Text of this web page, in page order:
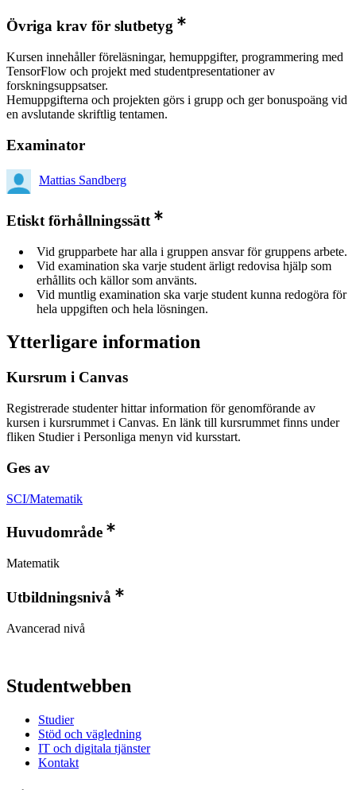
Övriga krav för slutbetyg
Kursen innehåller föreläsningar, hemuppgifter, programmering med
TensorFlow och projekt med studentpresentationer av
forskningsuppsatser.
Hemuppgifterna och projekten görs i grupp och ger bonuspoäng vid
en avslutande skriftlig tentamen.
Examinator
Mattias Sandberg
Etiskt förhållningssätt
Vid grupparbete har alla i gruppen ansvar för gruppens arbete.
Vid examination ska varje student ärligt redovisa hjälp som
erhållits och källor som använts.
Vid muntlig examination ska varje student kunna redogöra för
hela uppgiften och hela lösningen.
Ytterligare information
Kursrum i Canvas
Registrerade studenter hittar information för genomförande av
kursen i kursrummet i Canvas. En länk till kursrummet finns under
fliken Studier i Personliga menyn vid kursstart.
Ges av
SCI/Matematik
Huvudområde
Matematik
Utbildningsnivå
Avancerad nivå
Studentwebben
Studier
Stöd och vägledning
IT och digitala tjänster
Kontakt